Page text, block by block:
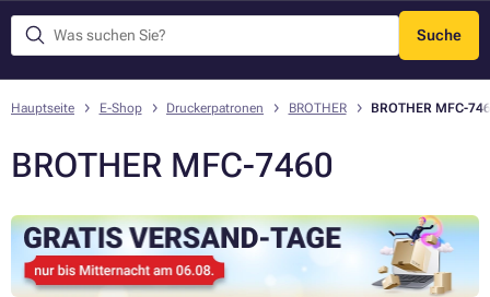
Suche
Menü
Hauptseite E-Shop Druckerpatronen BROTHER BROTHER MFC-
BROTHER MFC-7460